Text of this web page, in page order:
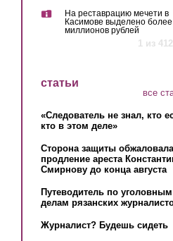
На реставрацию мечети в
Касимове выделено
миллионов рублей
1 из
статьи
все
«Следователь не знал, кто
кто в этом деле»
Сторона защиты обжаловала
продление ареста
Смирнову до конца августа
Путеводитель по уголовным
делам рязанских
Журналист? Будешь сидеть